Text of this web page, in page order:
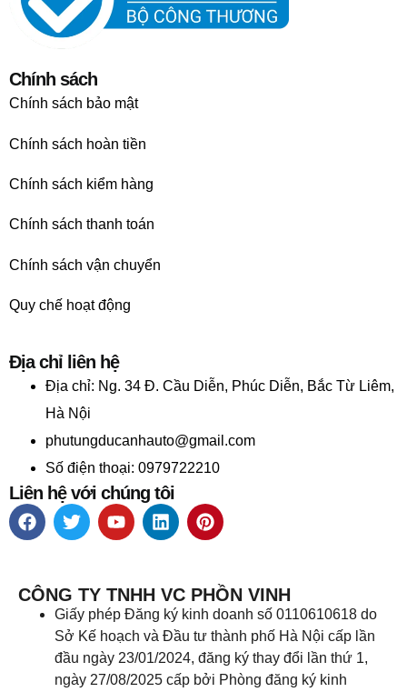
Chính sách
Chính sách bảo mật
Chính sách hoàn tiền
Chính sách kiểm hàng
Chính sách thanh toán
Chính sách vận chuyển
Quy chế hoạt động
Địa chỉ liên hệ
Địa chỉ: Ng. 34 Đ. Cầu Diễn, Phúc Diễn, Bắc Từ Liêm,
Hà Nội
phutungducanhauto@gmail.com
Số điện thoại: 0979722210
Liên hệ với chúng tôi
CÔNG TY TNHH VC PHỒN VINH
Giấy phép Đăng ký kinh doanh số 0110610618 do
Sở Kế hoạch và Đầu tư thành phố Hà Nội cấp lần
đầu ngày 23/01/2024, đăng ký thay đổi lần thứ 1,
ngày 27/08/2025 cấp bởi Phòng đăng ký kinh